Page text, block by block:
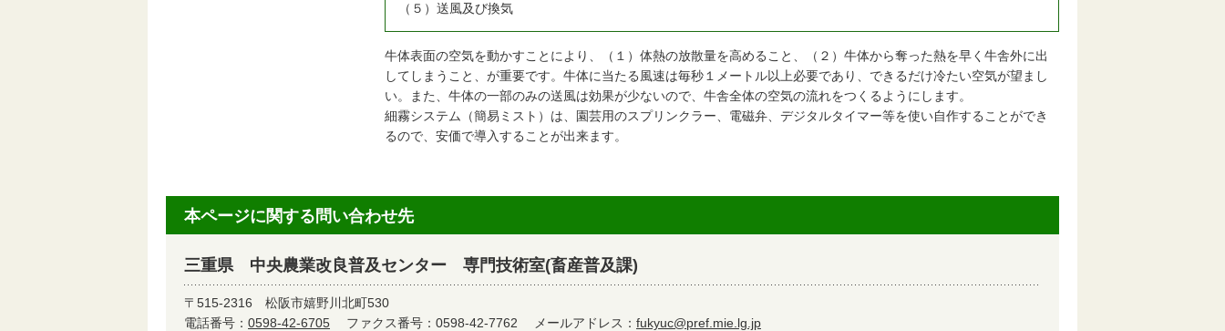
（５）送風及び換気
牛体表面の空気を動かすことにより、（１）体熱の放散量を高めること、（２）牛体から奪った熱を早く牛舎外に出
してしまうこと、が重要です。牛体に当たる風速は毎秒１メートル以上必要であり、できるだけ冷たい空気が望まし
い。また、牛体の一部のみの送風は効果が少ないので、牛舎全体の空気の流れをつくるようにします。
細霧システム（簡易ミスト）は、園芸用のスプリンクラー、電磁弁、デジタルタイマー等を使い自作することができ
るので、安価で導入することが出来ます。
本ページに関する問い合わせ先
三重県 中央農業改良普及センター 専門技術室(畜産普及課)
〒515-2316 松阪市嬉野川北町530
電話番号： 0598-42-6705 ファクス番号：0598-42-7762 メールアドレス： fukyuc@pref.mie.lg.jp